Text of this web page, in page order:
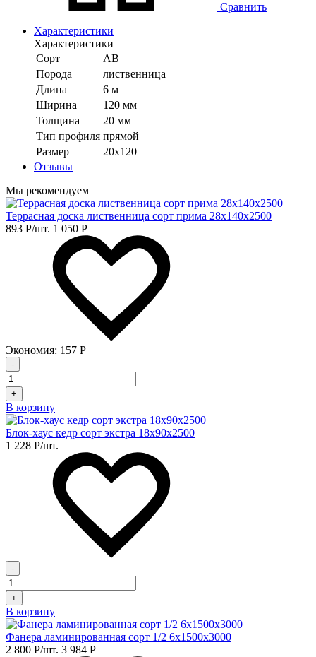
Сравнить
Характеристики
Характеристики
Сорт
АВ
Порода
лиственница
Длина
6 м
Ширина
120 мм
Толщина
20 мм
Тип профиля прямой
Размер
20х120
Отзывы
Мы рекомендуем
Террасная доска лиственница сорт прима 28х140х2500
893 Р/шт. 1 050 Р
Экономия: 157 Р
-
+
В корзину
Блок-хаус кедр сорт экстра 18х90х2500
1 228 Р/шт.
-
+
В корзину
Фанера ламинированная сорт 1/2 6х1500х3000
2 800 Р/шт. 3 984 Р